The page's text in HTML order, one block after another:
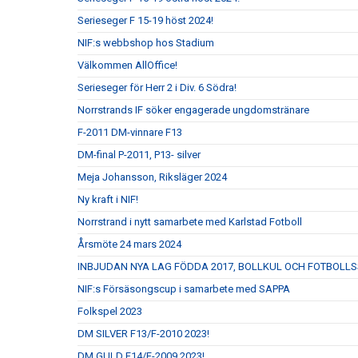
Serieseger F 15-19 höst 2024!
NIF:s webbshop hos Stadium
Välkommen AllOffice!
Serieseger för Herr 2 i Div. 6 Södra!
Norrstrands IF söker engagerade ungdomstränare
F-2011 DM-vinnare F13
DM-final P-2011, P13- silver
Meja Johansson, Riksläger 2024
Ny kraft i NIF!
Norrstrand i nytt samarbete med Karlstad Fotboll
Årsmöte 24 mars 2024
INBJUDAN NYA LAG FÖDDA 2017, BOLLKUL OCH
NIF:s Försäsongscup i samarbete med SAPPA
Folkspel 2023
DM SILVER F13/F-2010 2023!